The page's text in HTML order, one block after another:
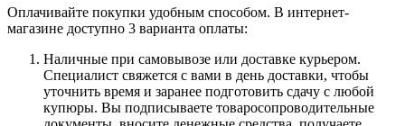
Оплачивайте покупки удобным способом. В интернет-
магазине доступно 3 варианта оплаты:
Наличные при самовывозе или доставке курьером.
Специалист свяжется с вами в день доставки, чтобы
уточнить время и заранее подготовить сдачу с любой
купюры. Вы подписываете товаросопроводительные